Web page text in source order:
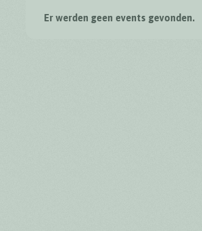
Er werden geen events gevonden.